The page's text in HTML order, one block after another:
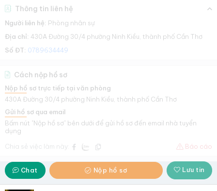
Thông tin liên hệ
Người liên hệ: Phòng nhân sự
Địa chỉ: 430A Đường 30/4 phường Ninh Kiều, thành phố Cần Thơ
Số ĐT: 0789634449
Cách nộp hồ sơ
Nộp hồ sơ trực tiếp tại văn phòng
430A Đường 30/4 phường Ninh Kiều, thành phố Cần Thơ
Gửi hồ sơ qua email
Bấm nút "Nộp hồ sơ" bên dưới để gửi hồ sơ đến email nhà tuyển
dụng
Chia sẻ việc làm này:
Báo cáo
Chat Nộp hồ sơ Lưu tin